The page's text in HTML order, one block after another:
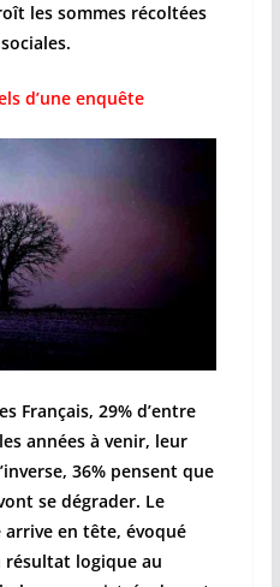
les sommes récoltées
d’une enquête
Français, 29% d’entre
années à venir, leur
36% pensent que
se dégrader. Le
en tête, évoqué
résultat logique au